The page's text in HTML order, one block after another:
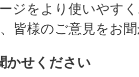
ジをより使いやす
皆様のご意見をお
かせください